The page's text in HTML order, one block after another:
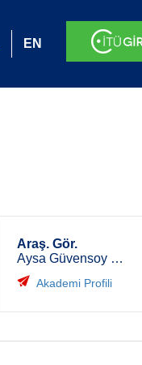
EN
Araş. Gör.
Aysa Güvensoy Morkoyun
Akademi Profili